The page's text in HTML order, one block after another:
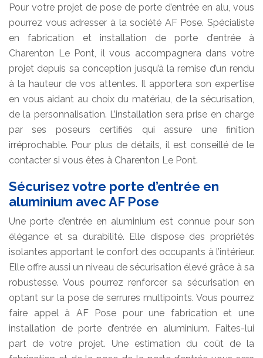
Pour votre projet de pose de porte d’entrée en alu, vous
pourrez vous adresser à la société AF Pose. Spécialiste
en fabrication et installation de porte d’entrée à
Charenton Le Pont, il vous accompagnera dans votre
projet depuis sa conception jusqu’à la remise d’un rendu
à la hauteur de vos attentes. Il apportera son expertise
en vous aidant au choix du matériau, de la sécurisation,
de la personnalisation. L’installation sera prise en charge
par ses poseurs certifiés qui assure une finition
irréprochable. Pour plus de détails, il est conseillé de le
contacter si vous êtes à Charenton Le Pont.
Sécurisez votre porte d’entrée en
aluminium avec AF Pose
Une porte d’entrée en aluminium est connue pour son
élégance et sa durabilité. Elle dispose des propriétés
isolantes apportant le confort des occupants à l’intérieur.
Elle offre aussi un niveau de sécurisation élevé grâce à sa
robustesse. Vous pourrez renforcer sa sécurisation en
optant sur la pose de serrures multipoints. Vous pourrez
faire appel à AF Pose pour une fabrication et une
installation de porte d’entrée en aluminium. Faites-lui
part de votre projet. Une estimation du coût de la